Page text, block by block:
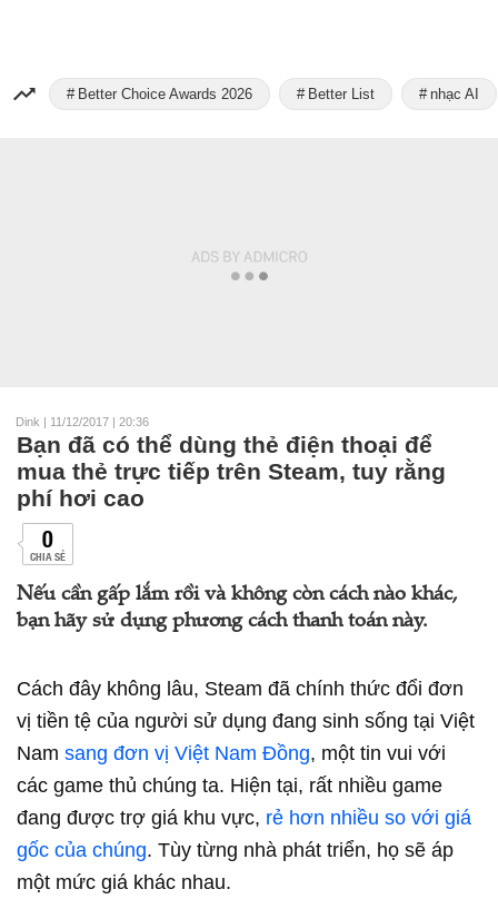
Better Choice Awards 2026 Better List nhạc AI
Dink | 11/12/2017 | 20:36
Bạn đã có thể dùng thẻ điện thoại để
mua thẻ trực tiếp trên Steam, tuy rằng
phí hơi cao
0
CHIA SẺ
Nếu cần gấp lắm rồi và không còn cách nào khác,
bạn hãy sử dụng phương cách thanh toán này.
Cách đây không lâu, Steam đã chính thức đổi đơn
vị tiền tệ của người sử dụng đang sinh sống tại Việt
Nam sang đơn vị Việt Nam Đồng, một tin vui với
các game thủ chúng ta. Hiện tại, rất nhiều game
đang được trợ giá khu vực, rẻ hơn nhiều so với giá
gốc của chúng. Tùy từng nhà phát triển, họ sẽ áp
một mức giá khác nhau.